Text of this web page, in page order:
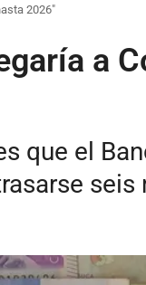
2026"
a
que el
seis